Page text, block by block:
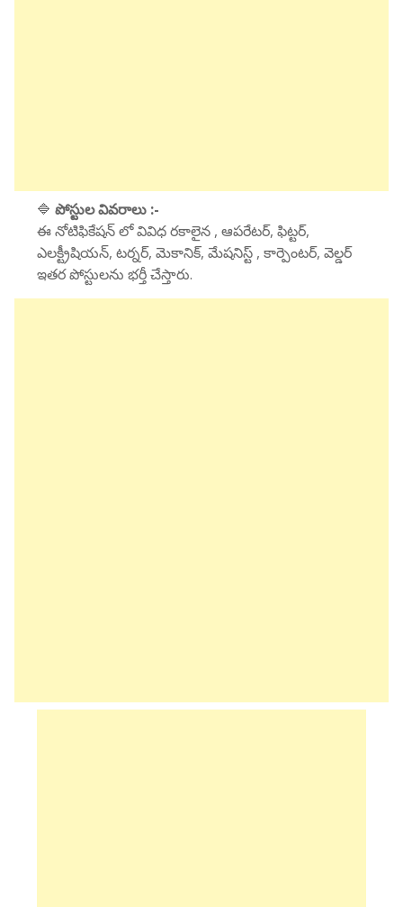
🔷 పోస్టుల వివరాలు :-
ఈ నోటిఫికేషన్ లో వివిధ రకాలైన , ఆపరేటర్, ఫిట్టర్,
ఎలక్ట్రీషియన్, టర్నర్, మెకానిక్, మేషనిస్ట్ , కార్పెంటర్, వెల్డర్
ఇతర పోస్టులను భర్తీ చేస్తారు.